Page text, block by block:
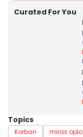
Curated For You
Topics
Korban miras